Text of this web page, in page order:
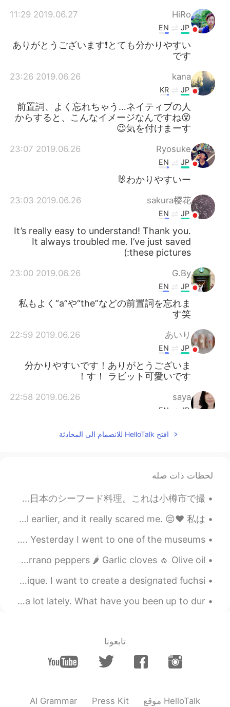
HiRo
2019.06.27 11:29
JP
EN
ありがとうございます❗とても分かりやすい
です
kana
2019.06.26 23:26
JP
KR
前置詞、よく忘れちゃう…ネイティブの人
からすると、こんなイメージなんですね😵
気を付けまーす😉
Ryosuke
2019.06.26 23:07
JP
EN
わかりやすいー🐰
sakura樱花
2019.06.26 23:03
JP
EN
It’s really easy to understand! Thank you.
It always troubled me. I’ve just saved
these pictures:)
G.By
2019.06.26 23:00
JP
EN
私もよく“a”や“the”などの前置詞を忘れま
す笑
あいり
2019.06.26 22:59
JP
EN
分かりやすいです！ありがとうございま
す！ ラビット可愛いです！
saya
2019.06.26 22:58
JP
EN
افتح HelloTalk للانضمام الى المحادثة
لحظات ذات صله
My favorite Japanese seafood dish. this was shot in the city of Otaru. 私の好きな日本のシーフード料理。これは小樽市で撮...
I hope my little Itsy is alright. She wasn't feeling well earlier, and it really scared me. 😔❤ 私は...
This week I have been in Edinburgh, which is in Scotland. Yesterday I went to one of the museums ...
Chili 🍽 Ingredients: Red onion 🧅♥️ Yellow onion 🧅💛 Serrano peppers 🌶 Garlic cloves 🧄 Olive oil...
フクシア 🌿🌸 I think fuchsias are absolutely gorgeous and unique. I want to create a designated fuchsi...
Happy to be back on HelloTalk! I have been gardening a lot lately. What have you been up to dur...
تابعونا
AI Grammar Press Kit موقع HelloTalk